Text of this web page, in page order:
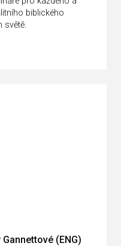
biblického
světě.
(ENG)